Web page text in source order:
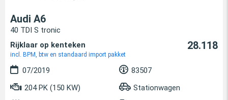
Audi A6
40 TDI S tronic
Rijklaar op kenteken
incl. BPM, btw en standaard import pakket
28.118
07/2019
83507
204 PK (150 KW)
Stationwagen